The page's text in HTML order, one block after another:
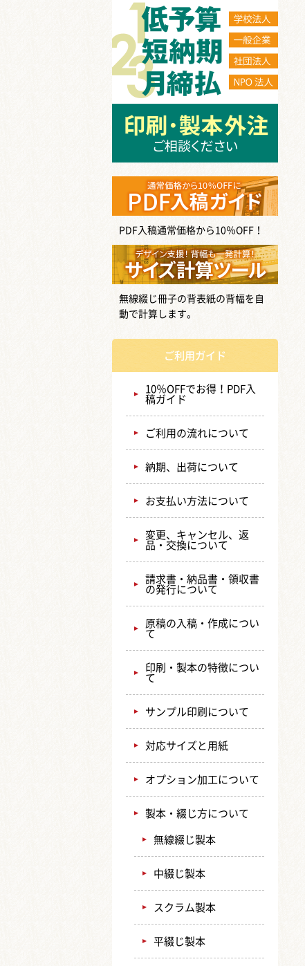
PDF入稿通常価格から10％OFF！
無線綴じ冊子の背表紙の背幅を自
動で計算します。
ご利用ガイド
10％OFFでお得！PDF入
稿ガイド
ご利用の流れについて
納期、出荷について
お支払い方法について
変更、キャンセル、返
品・交換について
請求書・納品書・領収書
の発行について
原稿の入稿・作成につい
て
印刷・製本の特徴につい
て
サンプル印刷について
対応サイズと用紙
オプション加工について
製本・綴じ方について
無線綴じ製本
中綴じ製本
スクラム製本
平綴じ製本